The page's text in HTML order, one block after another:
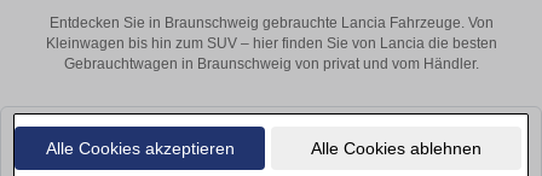
Alle Cookies akzeptieren Alle Cookies ablehnen
Entdecken Sie in Braunschweig gebrauchte Lancia Fahrzeuge. Von
Kleinwagen bis hin zum SUV – hier finden Sie von Lancia die besten
Gebrauchtwagen in Braunschweig von privat und vom Händler.
Leider konnten wir derzeit keine passenden Autos finden. Schauen Sie
bald wieder vorbei!